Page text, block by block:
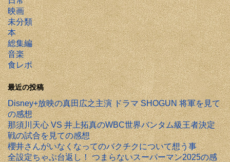
映画
未分類
本
総集編
音楽
食レポ
最近の投稿
Disney+放映の真田広之主演 ドラマ SHOGUN 将軍を見て
の感想
那須川天心 VS 井上拓真のWBC世界バンタム級王者決定
戦の試合を見ての感想
櫻井さんがいなくなってのバクチクについて想う事
全設定ちゃぶ台返し！ つまらないスーパーマン2025の感